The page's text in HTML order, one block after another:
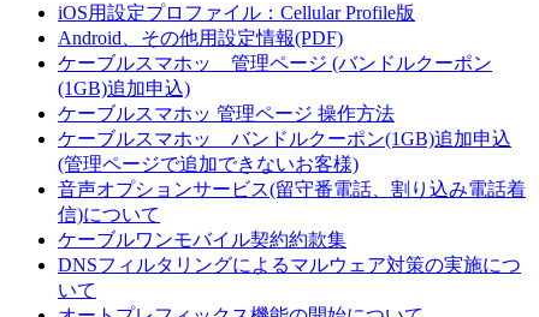
iOS用設定プロファイル：Cellular Profile版
Android、その他用設定情報(PDF)
ケーブルスマホッ 管理ページ (バンドルクーポン
(1GB)追加申込)
ケーブルスマホッ 管理ページ 操作方法
ケーブルスマホッ バンドルクーポン(1GB)追加申込
(管理ページで追加できないお客様)
音声オプションサービス(留守番電話、割り込み電話着
信)について
ケーブルワンモバイル契約約款集
DNSフィルタリングによるマルウェア対策の実施につ
いて